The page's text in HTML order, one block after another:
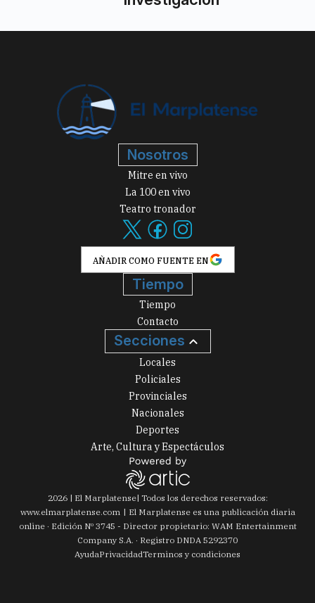
Nosotros
Mitre en vivo
La 100 en vivo
Teatro tronador
AÑADIR COMO FUENTE EN
Tiempo
Tiempo
Contacto
Secciones
Locales
Policiales
Provinciales
Nacionales
Deportes
Arte, Cultura y Espectáculos
2026| El Marplatense| Todos los derechos reservados:
www.elmarplatense.com
El Marplatense es una publicación diaria
online · Edición Nº 3745 - Director propietario: WAM Entertainment
Company S.A. · Registro DNDA 5292370
AyudaPrivacidadTerminos y condiciones